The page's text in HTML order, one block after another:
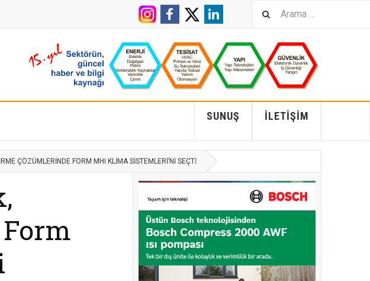
İLETIŞIM
SUNUŞ
ÇÖZÜMLERINDE FORM MHI KLIMA SISTEMLERI’NI SEÇTI